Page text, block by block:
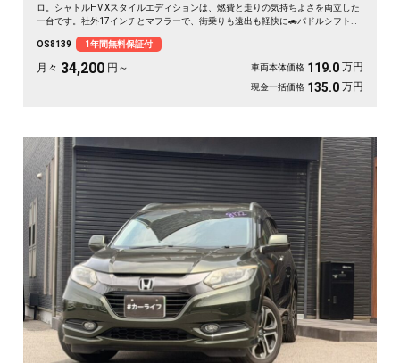
ロ。シャトルHV Xスタイルエディションは、燃費と走りの気持ちよさを両立した
一台です。社外17インチとマフラーで、街乗りも遠出も軽快に🚗パドルシフトで
心。仕事帰りにふらっと寄り道、休日は荷物を積んでロングドライブへ✨走りに
こだわる方に《1年保証付》💫
OS8139 1年間無料保証付
月々 34,200 円～ 車両本体価格 119.0 万円
現金一括価格 135.0 万円